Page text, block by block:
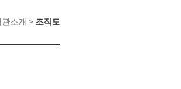
관소개 > 조직도